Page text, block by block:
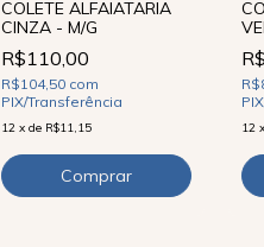
COLETE ALFAIATARIA
CINZA - M/G
R$110,00
R$104,50 com
PIX/Transferência
12 xde R$11,15 12